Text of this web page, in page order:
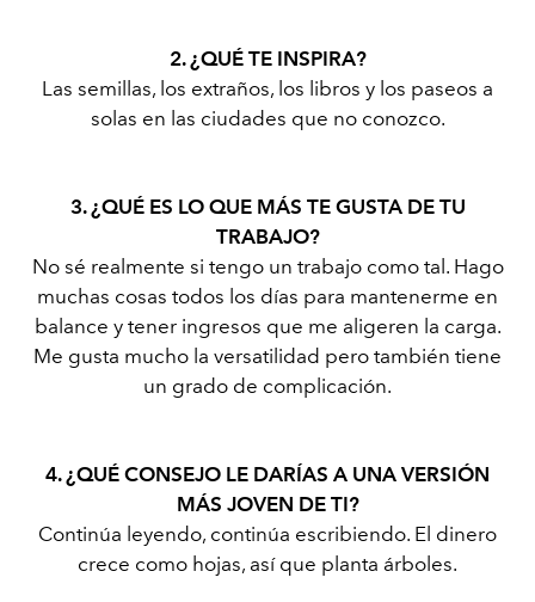
2. ¿QUÉ TE INSPIRA?
Las semillas, los extraños, los libros y los paseos a
solas en las ciudades que no conozco.
3. ¿QUÉ ES LO QUE MÁS TE GUSTA DE TU
TRABAJO?
No sé realmente si tengo un trabajo como tal. Hago
muchas cosas todos los días para mantenerme en
balance y tener ingresos que me aligeren la carga.
Me gusta mucho la versatilidad pero también tiene
un grado de complicación.
4. ¿QUÉ CONSEJO LE DARÍAS A UNA VERSIÓN
MÁS JOVEN DE TI?
Continúa leyendo, continúa escribiendo. El dinero
crece como hojas, así que planta árboles.